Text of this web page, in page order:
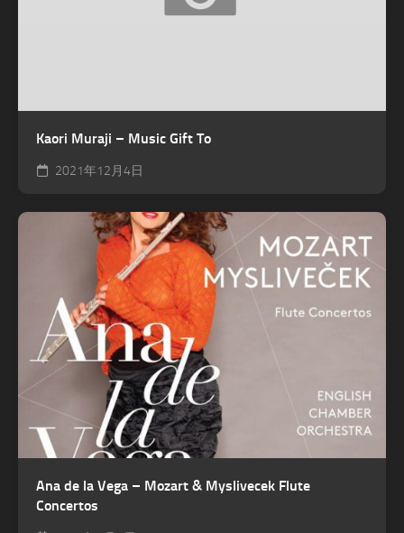
Kaori Muraji – Music Gift To
2021年12月4日
Ana de la Vega – Mozart & Myslivecek Flute
Concertos